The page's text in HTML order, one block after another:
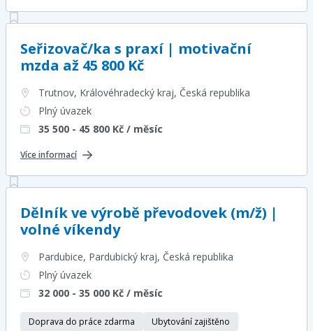
Seřizovač/ka s praxí | motivační
mzda až 45 800 Kč
Trutnov, Královéhradecký kraj, Česká republika
Plný úvazek
35 500 - 45 800 Kč / měsíc
Více informací
Dělník ve výrobě převodovek (m/ž) |
volné víkendy
Pardubice, Pardubický kraj, Česká republika
Plný úvazek
32 000 - 35 000 Kč / měsíc
Doprava do práce zdarma
Ubytování zajištěno